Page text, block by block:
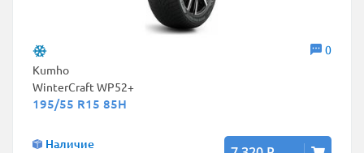
0
Kumho
WinterCraft WP52+
195/55 R15 85H
Наличие